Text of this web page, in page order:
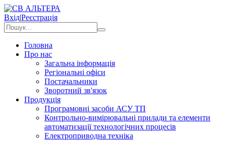
Вхід|Реєстрація
Головна
Про нас
Загальна інформація
Регіональні офіси
Постачальники
Зворотний зв'язок
Продукція
Програмовні засоби АСУ ТП
Контрольно-вимірювальні прилади та елементи
автоматизації технологічних процесів
Електроприводна техніка